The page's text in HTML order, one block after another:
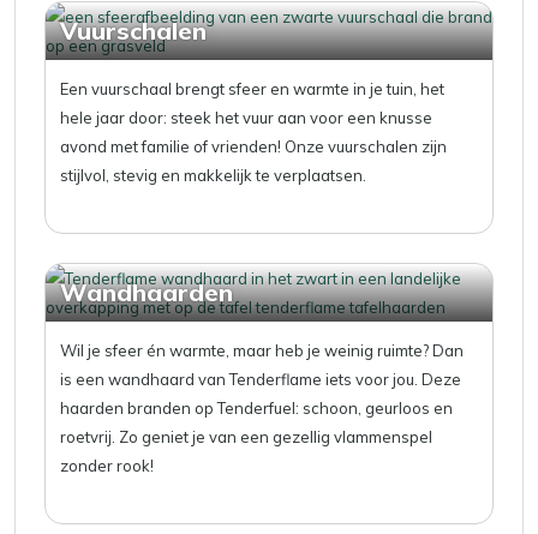
Vuurschalen
Een vuurschaal brengt sfeer en warmte in je tuin, het
hele jaar door: steek het vuur aan voor een knusse
avond met familie of vrienden! Onze vuurschalen zijn
stijlvol, stevig en makkelijk te verplaatsen.
Wandhaarden
Wil je sfeer én warmte, maar heb je weinig ruimte? Dan
is een wandhaard van Tenderflame iets voor jou. Deze
haarden branden op Tenderfuel: schoon, geurloos en
roetvrij. Zo geniet je van een gezellig vlammenspel
zonder rook!